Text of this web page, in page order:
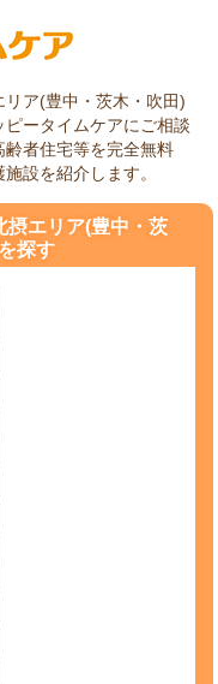
ア(豊中・茨木・吹田)
ータイムケアにご相談
者住宅等を完全無料
設を紹介します。
摂エリア(豊中・茨
探す